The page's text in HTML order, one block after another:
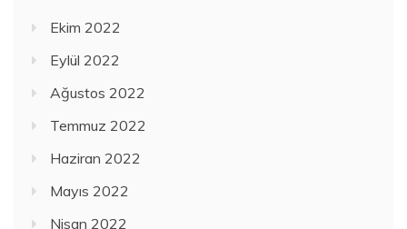
Ekim 2022
Eylül 2022
Ağustos 2022
Temmuz 2022
Haziran 2022
Mayıs 2022
Nisan 2022